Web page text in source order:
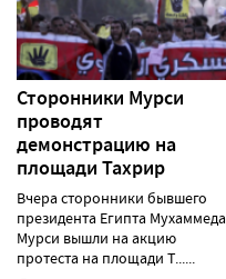
Сторонники Мурси
проводят
демонстрацию на
площади Тахрир
Вчера сторонники бывшего
президента Египта Мухаммеда
Мурси вышли на акцию
протеста на площади Т......